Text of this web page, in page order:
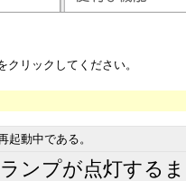
リックしてください。
起動中である。
ンプが点灯する